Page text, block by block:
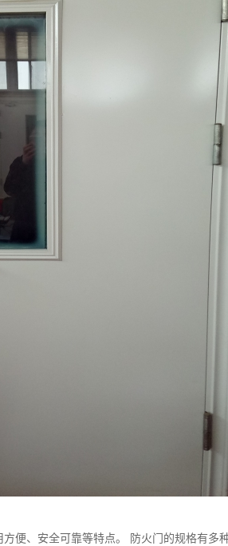
便、安全可靠等特点。 防火门的规格有多